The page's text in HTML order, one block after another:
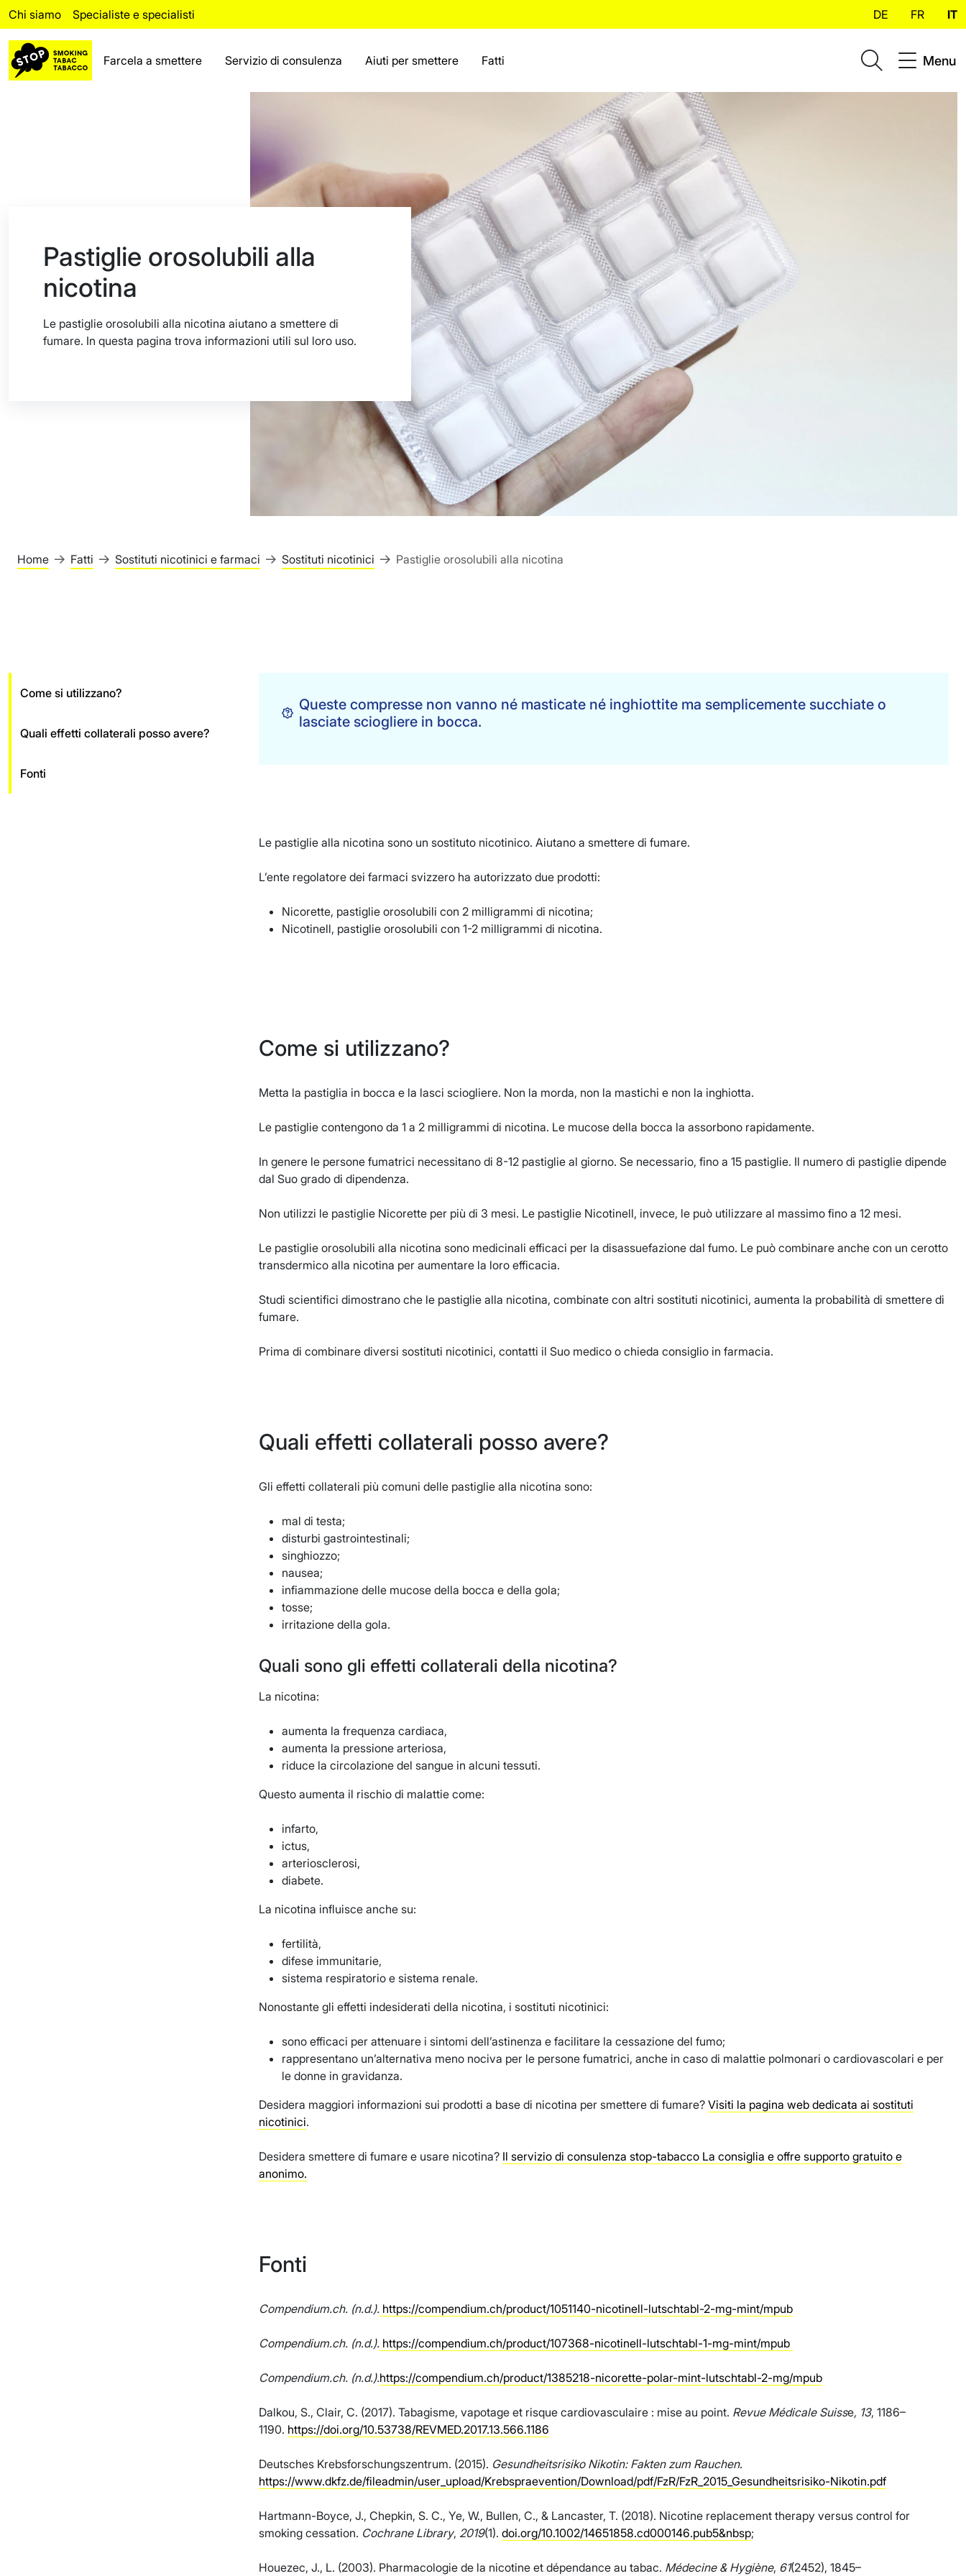
Chi siamo Specialiste e specialisti DE FR IT
Farcela a smettere Servizio di consulenza Aiuti per smettere Fatti Menu
professionisti
Chi siamo
Pastiglie orosolubili alla
nicotina
Le pastiglie orosolubili alla nicotina aiutano a smettere di
fumare. In questa pagina trova informazioni utili sul loro uso.
Home Fatti Sostituti nicotinici e farmaci Sostituti nicotinici Pastiglie orosolubili alla nicotina
Come si utilizzano?
Quali effetti collaterali posso avere?
Fonti
Queste compresse non vanno né masticate né inghiottite ma semplicemente succhiate o
lasciate sciogliere in bocca.
Le pastiglie alla nicotina sono un sostituto nicotinico. Aiutano a smettere di fumare.
L’ente regolatore dei farmaci svizzero ha autorizzato due prodotti:
Nicorette, pastiglie orosolubili con 2 milligrammi di nicotina;
Nicotinell, pastiglie orosolubili con 1-2 milligrammi di nicotina.
Come si utilizzano?
Metta la pastiglia in bocca e la lasci sciogliere. Non la morda, non la mastichi e non la inghiotta.
Le pastiglie contengono da 1 a 2 milligrammi di nicotina. Le mucose della bocca la assorbono rapidamente.
In genere le persone fumatrici necessitano di 8-12 pastiglie al giorno. Se necessario, fino a 15 pastiglie. Il numero di pastiglie dipende
dal Suo grado di dipendenza.
Non utilizzi le pastiglie Nicorette per più di 3 mesi. Le pastiglie Nicotinell, invece, le può utilizzare al massimo fino a 12 mesi.
Le pastiglie orosolubili alla nicotina sono medicinali efficaci per la disassuefazione dal fumo. Le può combinare anche con un cerotto
transdermico alla nicotina per aumentare la loro efficacia.
Studi scientifici dimostrano che le pastiglie alla nicotina, combinate con altri sostituti nicotinici, aumenta la probabilità di smettere di
fumare.
Prima di combinare diversi sostituti nicotinici, contatti il Suo medico o chieda consiglio in farmacia.
Quali effetti collaterali posso avere?
Gli effetti collaterali più comuni delle pastiglie alla nicotina sono:
mal di testa;
disturbi gastrointestinali;
singhiozzo;
nausea;
infiammazione delle mucose della bocca e della gola;
tosse;
irritazione della gola.
Quali sono gli effetti collaterali della nicotina?
La nicotina:
aumenta la frequenza cardiaca,
aumenta la pressione arteriosa,
riduce la circolazione del sangue in alcuni tessuti.
Questo aumenta il rischio di malattie come:
infarto,
ictus,
arteriosclerosi,
diabete.
La nicotina influisce anche su:
fertilità,
difese immunitarie,
sistema respiratorio e sistema renale.
Nonostante gli effetti indesiderati della nicotina, i sostituti nicotinici:
sono efficaci per attenuare i sintomi dell’astinenza e facilitare la cessazione del fumo;
rappresentano un’alternativa meno nociva per le persone fumatrici, anche in caso di malattie polmonari o cardiovascolari e per
le donne in gravidanza.
Desidera maggiori informazioni sui prodotti a base di nicotina per smettere di fumare? Visiti la pagina web dedicata ai sostituti
nicotinici.
Desidera smettere di fumare e usare nicotina? Il servizio di consulenza stop-tabacco La consiglia e offre supporto gratuito e
anonimo.
Fonti
Compendium.ch. (n.d.). https://compendium.ch/product/1051140-nicotinell-lutschtabl-2-mg-mint/mpub
Compendium.ch. (n.d.). https://compendium.ch/product/107368-nicotinell-lutschtabl-1-mg-mint/mpub
Compendium.ch. (n.d.).https://compendium.ch/product/1385218-nicorette-polar-mint-lutschtabl-2-mg/mpub
Dalkou, S., Clair, C. (2017). Tabagisme, vapotage et risque cardiovasculaire : mise au point. Revue Médicale Suisse, 13, 1186–
1190. https://doi.org/10.53738/REVMED.2017.13.566.1186
Deutsches Krebsforschungszentrum. (2015). Gesundheitsrisiko Nikotin: Fakten zum Rauchen.
https://www.dkfz.de/fileadmin/user_upload/Krebspraevention/Download/pdf/FzR/FzR_2015_Gesundheitsrisiko-Nikotin.pdf
Hartmann-Boyce, J., Chepkin, S. C., Ye, W., Bullen, C., & Lancaster, T. (2018). Nicotine replacement therapy versus control for
smoking cessation. Cochrane Library, 2019(1). doi.org/10.1002/14651858.cd000146.pub5&nbsp;
Houezec, J., L. (2003). Pharmacologie de la nicotine et dépendance au tabac. Médecine & Hygiène, 61(2452), 1845–